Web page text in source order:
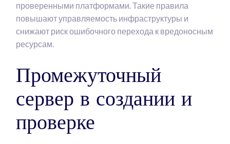
проверенными платформами. Такие правила
повышают управляемость инфраструктуры и
снижают риск ошибочного перехода к вредоносным
ресурсам.
Промежуточный
сервер в создании и
проверке